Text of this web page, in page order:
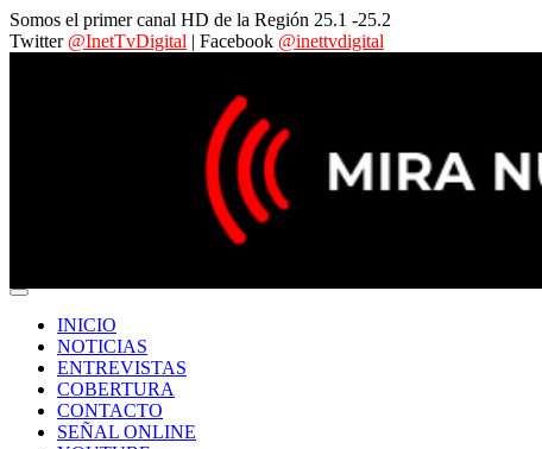
Somos el primer canal HD de la Región 25.1 -25.2
Twitter @InetTvDigital | Facebook @inettvdigital
INICIO
NOTICIAS
ENTREVISTAS
COBERTURA
CONTACTO
SEÑAL ONLINE